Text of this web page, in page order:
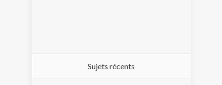
Sujets récents